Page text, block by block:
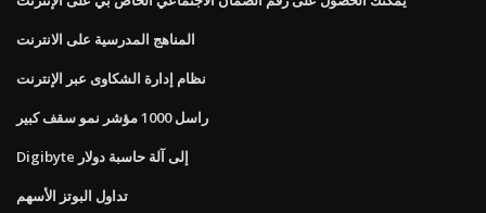
المناهج المدرسية على الانترنت
نظام إدارة الشكاوى عبر الإنترنت
راسل 1000 مؤشر نمو سقف كبير
Digibyte إلى آلة حاسبة دولار
تداول البوتز الأسهم